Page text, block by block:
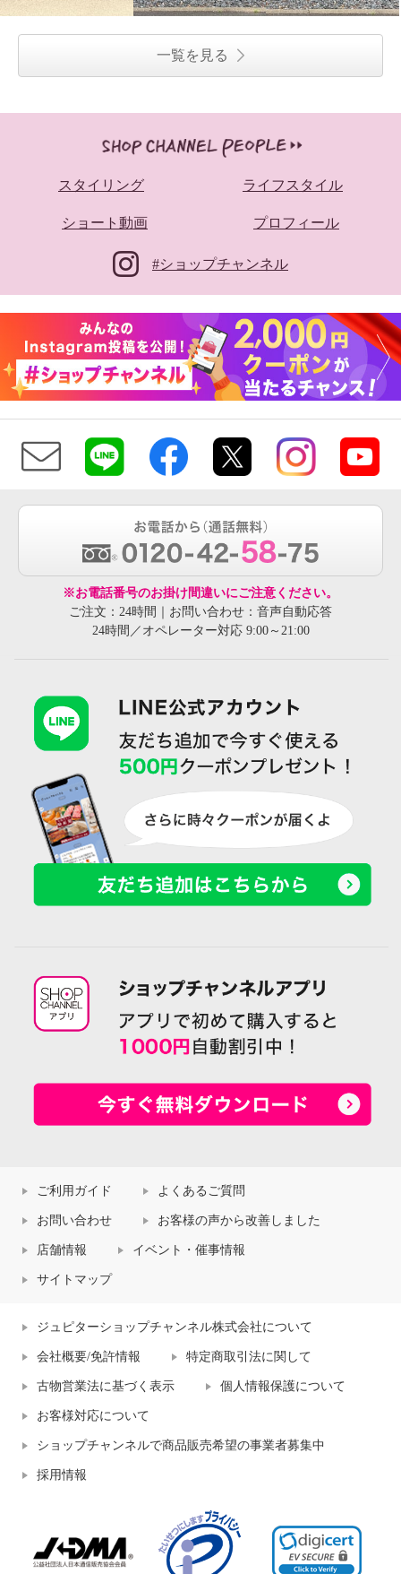
一覧を見る
スタイリング ライフスタイル
ショート動画 プロフィール
#ショップチャンネル
※お電話番号のお掛け間違いにご注意ください。
ご注文：24時間｜お問い合わせ：音声自動応答
24時間／オペレーター対応 9:00～21:00
ご利用ガイド よくあるご質問
お問い合わせ お客様の声から改善しました
店舗情報 イベント・催事情報
サイトマップ
ジュピターショップチャンネル株式会社について
会社概要/免許情報 特定商取引法に関して
古物営業法に基づく表示 個人情報保護について
お客様対応について
ショップチャンネルで商品販売希望の事業者募集中
採用情報